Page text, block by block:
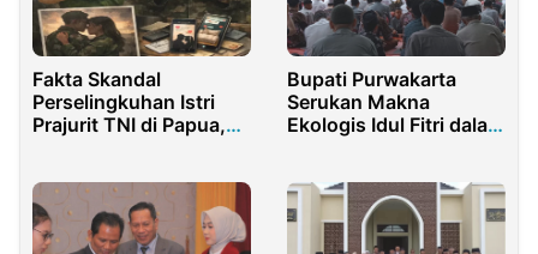
Fakta Skandal
Perselingkuhan Istri
Prajurit TNI di Papua,
Bupati Purwakarta
Serukan Makna
Ekologis Idul Fitri dalam